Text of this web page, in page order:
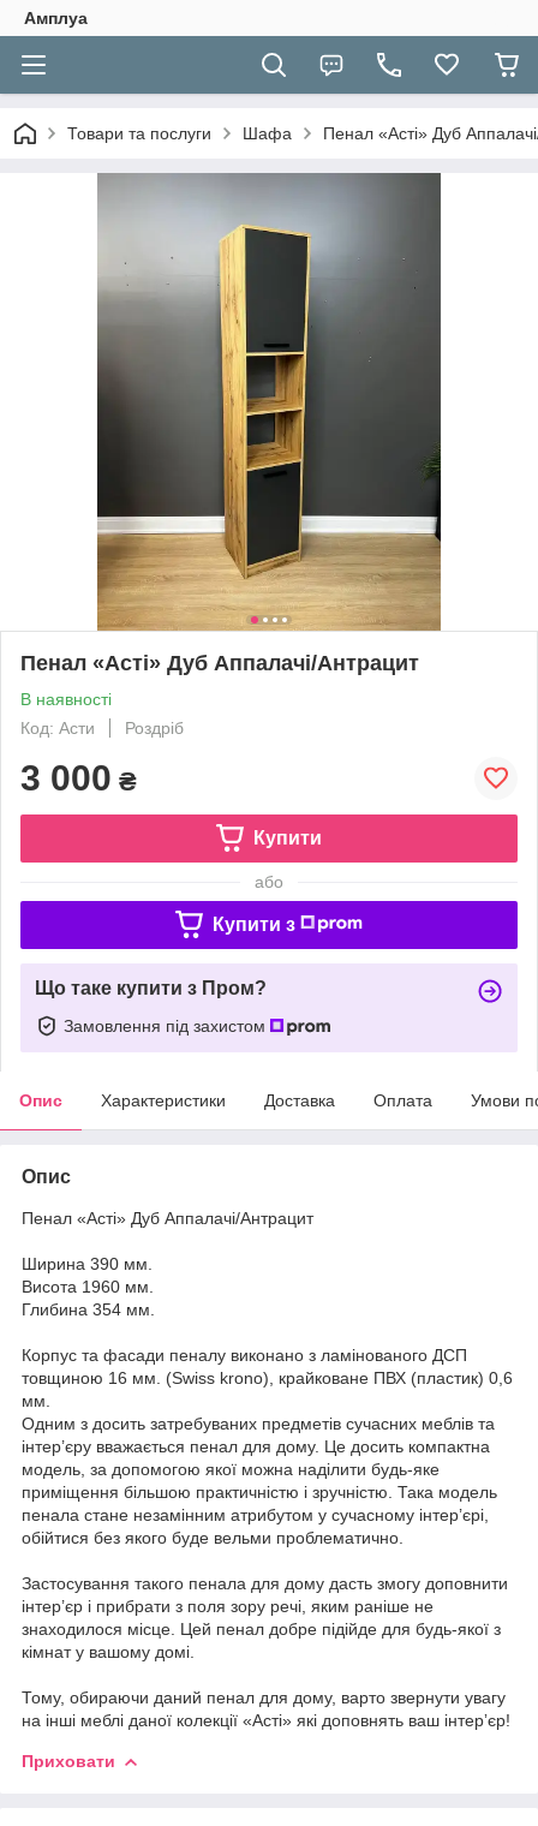
Амплуа
Товари та послуги Шафа Пенал «Асті» Дуб
Пенал «Асті» Дуб Аппалачі/Антрацит
В наявності
Код: Асти
Роздріб
3 000 ₴
Купити
або
Купити з
Що таке купити з Пром?
Замовлення під захистом
Опис Характеристики Доставка Оплата Умови
Опис
Пенал «Асті» Дуб Аппалачі/Антрацит
Ширина 390 мм.
Висота 1960 мм.
Глибина 354 мм.
Корпус та фасади пеналу виконано з ламінованого ДСП
товщиною 16 мм. (Swiss krono), крайковане ПВХ (пластик) 0,6
мм.
Одним з досить затребуваних предметів сучасних меблів та
інтер’єру вважається пенал для дому. Це досить компактна
модель, за допомогою якої можна наділити будь-яке
приміщення більшою практичністю і зручністю. Така модель
пенала стане незамінним атрибутом у сучасному інтер’єрі,
обійтися без якого буде вельми проблематично.
Застосування такого пенала для дому дасть змогу доповнити
інтер’єр і прибрати з поля зору речі, яким раніше не
знаходилося місце. Цей пенал добре підійде для будь-якої з
кімнат у вашому домі.
Тому, обираючи даний пенал для дому, варто звернути увагу
на інші меблі даної колекції «Асті» які доповнять ваш інтерʼєр!
Приховати